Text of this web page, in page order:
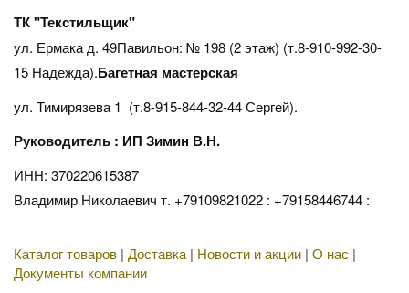
ТК "Текстильщик"
ул. Ермака д. 49Павильон: № 198 (2 этаж) (т.8-910-992-30-
15 Надежда).Багетная мастерская
ул. Тимирязева 1 (т.8-915-844-32-44 Сергей).
Руководитель : ИП Зимин В.Н.
ИНН: 370220615387
Владимир Николаевич т. +79109821022 : +79158446744 :
Каталог товаров | Доставка| Новости и акции | О нас |
Документы компании